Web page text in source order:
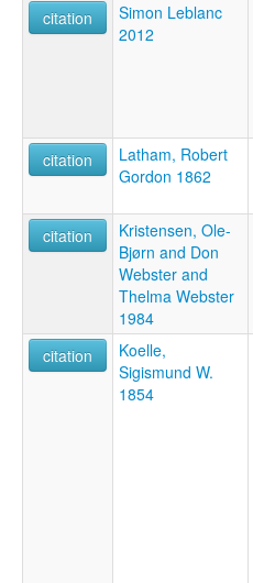
citation
Simon Leblanc
2012
citation
Latham, Robert
Gordon 1862
citation
Kristensen, Ole-
Bjørn and Don
Webster and
Thelma Webster
1984
citation
Koelle,
Sigismund W.
1854